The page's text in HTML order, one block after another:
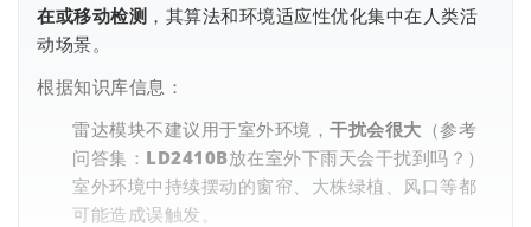
查看更多
在或移动检测 ，其算法和环境适应性优化集中在人类活
动场景。
根据知识库信息：
雷达模块不建议用于室外环境， 干扰会很大 （参考
问答集：LD2410B放在室外下雨天会干扰到吗？）
室外环境中持续摆动的窗帘、大株绿植、风口等都
可能造成误触发。